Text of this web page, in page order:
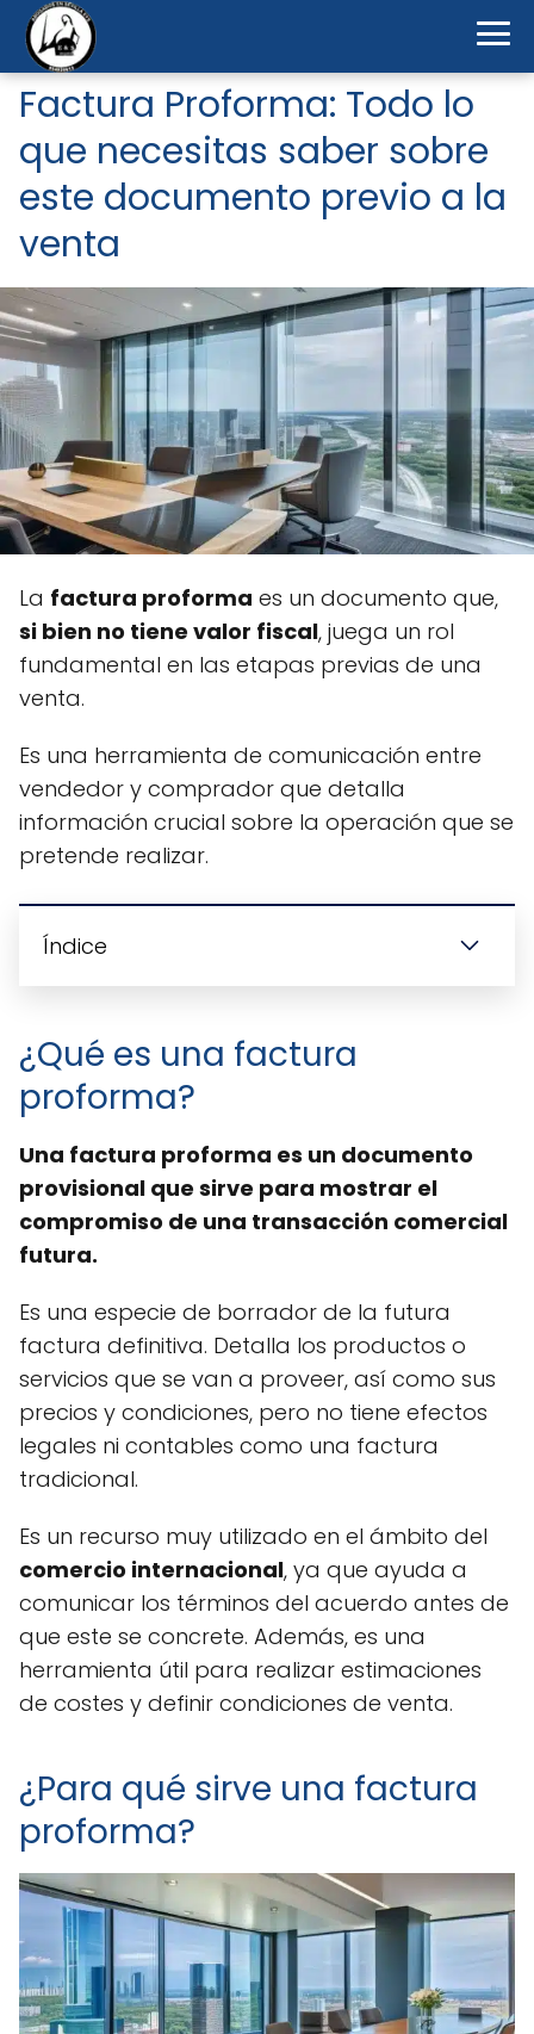
Factura Proforma: Todo lo
que necesitas saber sobre
este documento previo a la
venta
La factura proforma es un documento que,
si bien no tiene valor fiscal, juega un rol
fundamental en las etapas previas de una
venta.
Es una herramienta de comunicación entre
vendedor y comprador que detalla
información crucial sobre la operación que se
pretende realizar.
Índice
¿Qué es una factura
proforma?
Una factura proforma es un documento
provisional que sirve para mostrar el
compromiso de una transacción comercial
futura.
Es una especie de borrador de la futura
factura definitiva. Detalla los productos o
servicios que se van a proveer, así como sus
precios y condiciones, pero no tiene efectos
legales ni contables como una factura
tradicional.
Es un recurso muy utilizado en el ámbito del
comercio internacional, ya que ayuda a
comunicar los términos del acuerdo antes de
que este se concrete. Además, es una
herramienta útil para realizar estimaciones
de costes y definir condiciones de venta.
¿Para qué sirve una factura
proforma?